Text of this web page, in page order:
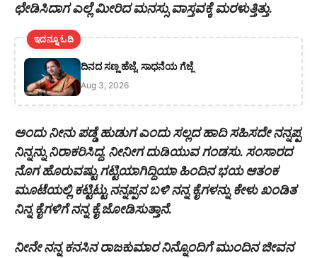
ಛೇಡಿಸಿದಾಗ ಎಲ್ಲೆ ಮೀರಿದ ಮನಸ್ಸು ವಾಸ್ತವಕ್ಕೆ ಮರಳುತ್ತಿತ್ತು.
ಇದನ್ನೂ ಓದಿ
ದಿನದ ಸಣ್ಣ ಹೆಜ್ಜೆ, ಸಾಧನೆಯ ಗೆಜ್ಜೆ
Aug 3, 2026
ಅಂದು ನೀನು ಪಡ್ಡೆ ಹುಡುಗ ಎಂದು ಸಲ್ಲದ ಹಾದಿ ಸಹಿಸದೇ ನನ್ನಪ್ಪ
ನಿನ್ನನ್ನು ನಿರಾಕರಿಸಿದ್ದ. ನೀನೀಗ ದುಡಿಯುವ ಗಂಡಸು. ಸಂಸಾರದ
ನೊಗ ಹೊರುವಷ್ಟು ಗಟ್ಟಿಯಾಗಿದ್ದಿಯಾ ಹಿಂದಿನ ಭಯ ಆತಂಕ
ಮೂಟೆಯಲ್ಲಿ ಕಟ್ಟಿಟ್ಟು ನನ್ನಪ್ಪನ ಬಳಿ ನನ್ನ ಕೈಗಳನ್ನು ಕೇಳು ಖಂಡಿತ
ನಿನ್ನ ಕೈಗಳಿಗೆ ನನ್ನ ಕೈ ಜೋಡಿಸುತ್ತಾನೆ.
ನೀನೇ ನನ್ನ ಕನಸಿನ ರಾಜಕುಮಾರ ನಿನ್ನೊಂದಿಗೆ ಮುಂದಿನ ಜೀವನ